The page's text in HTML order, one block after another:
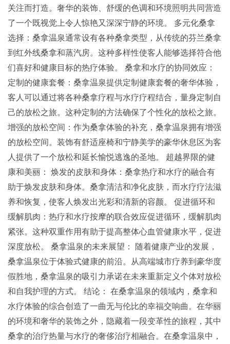
关注而打造。奢华的装饰、舒缓的色调和环境照明共同营造
了一个既视觉上令人惊艳又深深宁静的环境。 多元化桑拿
选择：桑拿温泉通常设有各种桑拿类型，从传统的芬兰桑拿
到红外线桑拿和蒸汽房。这种多样性使客人能够选择符合他
们喜好和健康目标的热疗体验。 桑拿和水疗的协同效应：
定制的健康套餐：桑拿温泉提供定制健康套餐的奢华体验，
客人可以通过将各种桑拿疗程与水疗疗程结合，量身定制自
己的放松之旅。这种定制的方法确保了个性化的放松之旅。
增强的放松空间：作为桑拿体验的补充，桑拿温泉拥有增强
的放松空间。装饰有舒适座椅和宁静美学的豪华休息区为客
人提供了一个放松和延长愉悦逃逸的圣地。 超越界限的健
康和美丽： 焕发的皮肤和身体：桑拿热疗和水疗的融合有
助于焕发皮肤和身体。桑拿清洁和净化皮肤，而水疗疗法滋
养和恢复，使客人焕发出光彩和清新的容颜。 促进循环和
缓解肌肉：热疗和水疗按摩的联合效应促进循环，缓解肌肉
紧张。这种双重作用有助于提高整体心血管健康水平，促进
深度放松。 桑拿温泉的未来展望： 随着健康产业的发展，
桑拿温泉位于体验式健康的前沿。从高端城市疗养到豪华度
假胜地，桑拿温泉的吸引力承诺在未来重新定义个体对放松
和自我护理的方式。 结论： 在桑拿温泉的领域内，桑拿和
水疗体验的综合创造了一曲无与伦比的幸福交响曲。在华丽
的环境和奢华的装饰之外，隐藏着一段变革性的旅程，其中
桑拿的治疗热量与水疗的奢侈治疗相融合。在桑拿温泉中，